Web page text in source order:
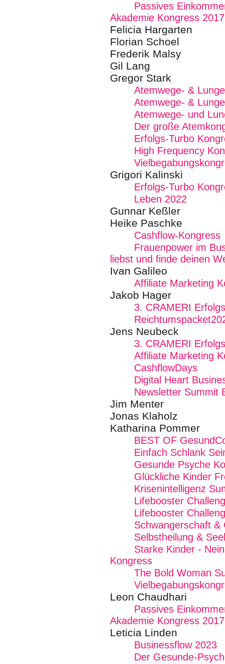
Passives
Akademie Kongress 2017
Felicia Hargarten
Florian Schoel
Frederik Malsy
Gil Lang
Gregor Stark
Atemwege- &
Atemwege- &
Atemwege- und
Der große
Erfolgs-Turbo
High Frequency
Grigori Kalinski
Erfolgs-Turbo
Leben 2022
Gunnar Keßler
Heike Paschke
Cashflow-Kongress
Frauenpower im
liebst und finde deinen
Ivan Galileo
Affiliate Marketing
Jakob Hager
3. CRAMERI
Jens Neubeck
3. CRAMERI
Affiliate Marketing
CashflowDays
Digital Heart
Newsletter Summit
Jim Menter
Jonas Klaholz
Katharina Pommer
BEST OF
Einfach Schlank
Gesunde Psyche
Glückliche Kinder
Krisenintelligenz
Lifebooster
Lifebooster
Schwangerschaft &
Selbstheilung &
Starke Kinder -
Kongress
The Bold Woman
Leon Chaudhari
Passives
Akademie Kongress 2017
Leticia Linden
Businessflow 2023
Der Gesunde-